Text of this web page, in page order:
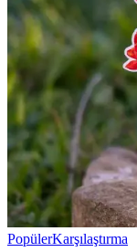
PopülerKarşılaştırma